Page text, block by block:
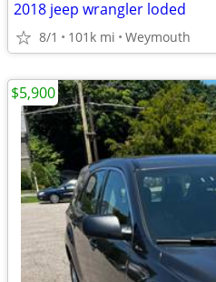
2018 jeep wrangler loded
8/1 101k mi Weymouth
$5,900